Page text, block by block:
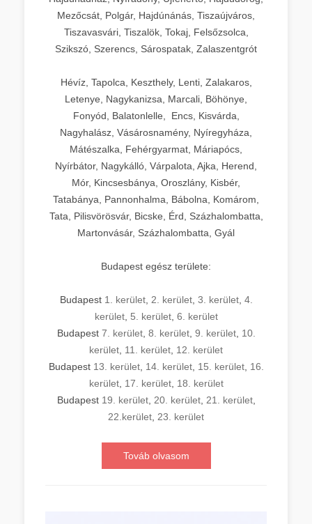
Mezőcsát, Polgár, Hajdúnánás, Tiszaújváros,
Tiszavasvári, Tiszalök, Tokaj, Felsőzsolca,
Szikszó, Szerencs, Sárospatak, Zalaszentgrót
Hévíz, Tapolca, Keszthely, Lenti, Zalakaros,
Letenye, Nagykanizsa, Marcali, Böhönye,
Fonyód, Balatonlelle, Encs, Kisvárda,
Nagyhalász, Vásárosnamény, Nyíregyháza,
Mátészalka, Fehérgyarmat, Máriapócs,
Nyírbátor, Nagykálló, Várpalota, Ajka, Herend,
Mór, Kincsesbánya, Oroszlány, Kisbér,
Tatabánya, Pannonhalma, Bábolna, Komárom,
Tata, Pilisvörösvár, Bicske, Érd, Százhalombatta,
Martonvásár, Százhalombatta, Gyál
Budapest egész területe:
Budapest 1. kerület, 2. kerület, 3. kerület, 4.
kerület, 5. kerület, 6. kerület
Budapest 7. kerület, 8. kerület, 9. kerület, 10.
kerület 11. kerület 12. kerület
Budapest 13. kerület, 14. kerület, 15. kerület, 16.
kerület, 17. kerület, 18. kerület
Budapest 19. kerület, 20. kerület, 21. kerület,
22.kerület 23. kerület
Továb olvasom